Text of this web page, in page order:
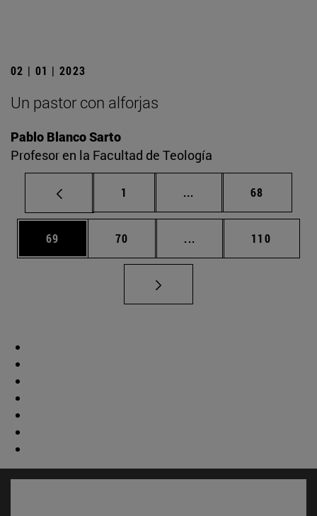
02 | 01 | 2023
Un pastor con alforjas
Pablo Blanco Sarto
Profesor en la Facultad de Teología
Página
1 ... Páginas intermedias
Página
68
Página
69 Página
70 ... Páginas intermedias
Página
110